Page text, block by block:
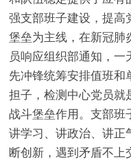
强支部班子建设，提高
堡垒为主线，在新冠肺
员响应组织部通知，
先冲锋统筹安排值班和
担子，检测中心党员就
战斗堡垒作用。支部班
讲学习、讲政治、讲正
断创新，遇到矛盾不上